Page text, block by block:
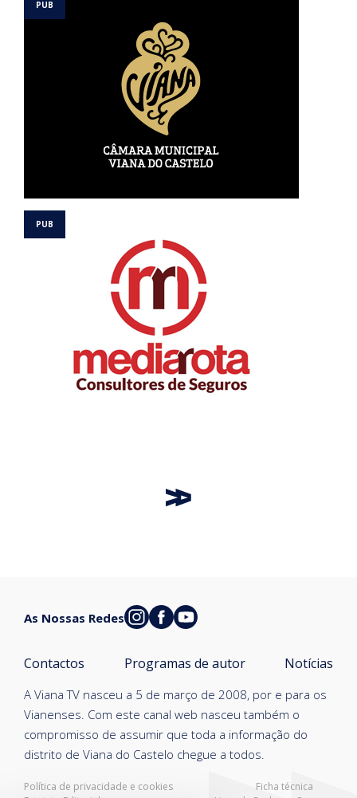
Política de privacidade e cookies
Ficha técnica
A Viana TV nasceu a 5 de março de 2008, por e para os
Vianenses. Com este canal web nasceu também o
compromisso de assumir que toda a informação do
distrito de Viana do Castelo chegue a todos.
Contactos Programas de autor Notícias
As Nossas Redes